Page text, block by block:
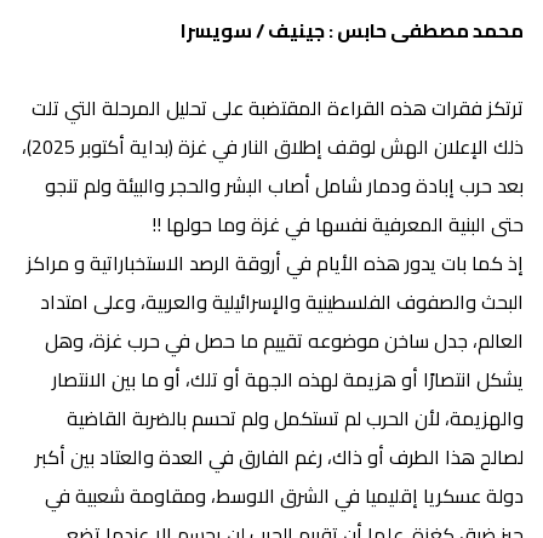
محمد مصطفى حابس : جينيف / سويسرا
ترتكز فقرات هذه القراءة المقتضبة على تحليل المرحلة التي تلت
ذلك الإعلان الهش لوقف إطلاق النار في غزة (بداية أكتوبر 2025)،
بعد حرب إبادة ودمار شامل أصاب البشر والحجر والبيئة ولم تنجو
حتى البنية المعرفية نفسها في غزة وما حولها !!
إذ كما بات يدور هذه الأيام في أروقة الرصد الاستخباراتية و مراكز
البحث والصفوف الفلسطينية والإسرائيلية والعربية، وعلى امتداد
العالم، جدل ساخن موضوعه تقييم ما حصل في حرب غزة، وهل
يشكل انتصارًا أو هزيمة لهذه الجهة أو تلك، أو ما بين الانتصار
والهزيمة، لأن الحرب لم تستكمل ولم تحسم بالضربة القاضية
لصالح هذا الطرف أو ذاك، رغم الفارق في العدة والعتاد بين أكبر
دولة عسكريا إقليميا في الشرق الاوسط، ومقاومة شعبية في